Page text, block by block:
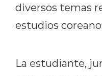
diversos temas
estudios
La estudiante,